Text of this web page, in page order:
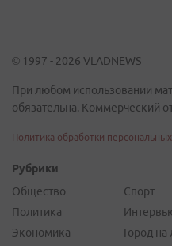
© 1997 - 2026 VLADNEWS
При любом использовании
обязательна. Коммерческий
Политика обработки
Рубрики
Общество
Политика
Экономика
Спорт
Город на